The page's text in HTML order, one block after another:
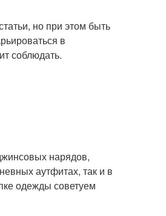
но при этом быть
в
соблюдать.
нарядов,
аутфитах, так и в
одежды советуем